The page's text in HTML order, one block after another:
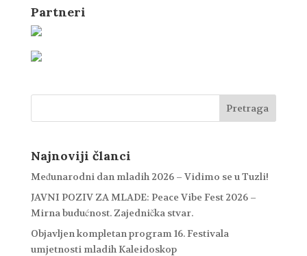
Partneri
Najnoviji članci
Međunarodni dan mladih 2026 – Vidimo se u Tuzli!
JAVNI POZIV ZA MLADE: Peace Vibe Fest 2026 –
Mirna budućnost. Zajednička stvar.
Objavljen kompletan program 16. Festivala
umjetnosti mladih Kaleidoskop